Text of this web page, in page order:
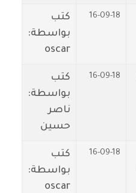
16-09-18
كتب
بواسطة:
oscar
16-09-18
كتب
بواسطة:
ناصر
حسين
16-09-18
كتب
بواسطة:
oscar